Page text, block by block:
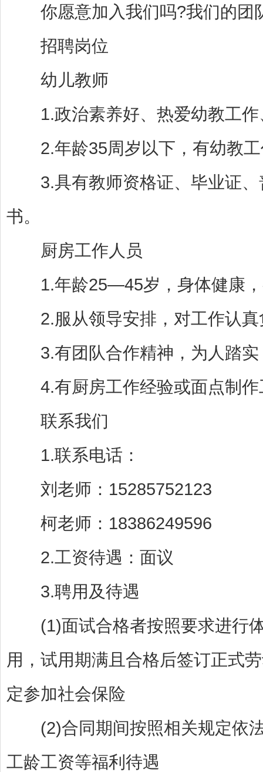
你愿意加入我们吗?我们的团
招聘岗位
幼儿教师
1.政治素养好、热爱幼教工作
2.年龄35周岁以下，有幼教工
3.具有教师资格证、毕业证、
书。
厨房工作人员
1.年龄25—45岁，身体健康，
2.服从领导安排，对工作认真
3.有团队合作精神，为人踏实
4.有厨房工作经验或面点制作
联系我们
1.联系电话：
刘老师：15285752123
柯老师：18386249596
2.工资待遇：面议
3.聘用及待遇
(1)面试合格者按照要求进行体
用，试用期满且合格后签订正式
定参加社会保险
(2)合同期间按照相关规定依法
工龄工资等福利待遇